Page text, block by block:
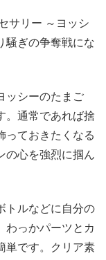
サリー ～ヨッシ
騒ぎの争奪戦にな
ッシーのたまご
。通常であれば捨
っておきたくなる
の心を強烈に掴ん
トルなどに自分の
わっかパーツとカ
単です。クリア素